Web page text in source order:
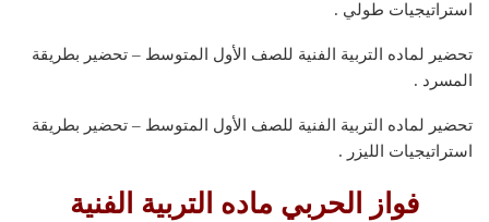
استراتيجيات طولي .
تحضير لماده التربية الفنية للصف الأول المتوسط – تحضير بطريقة
المسرد .
تحضير لماده التربية الفنية للصف الأول المتوسط – تحضير بطريقة
استراتيجيات الليزر .
فواز الحربي ماده التربية الفنية